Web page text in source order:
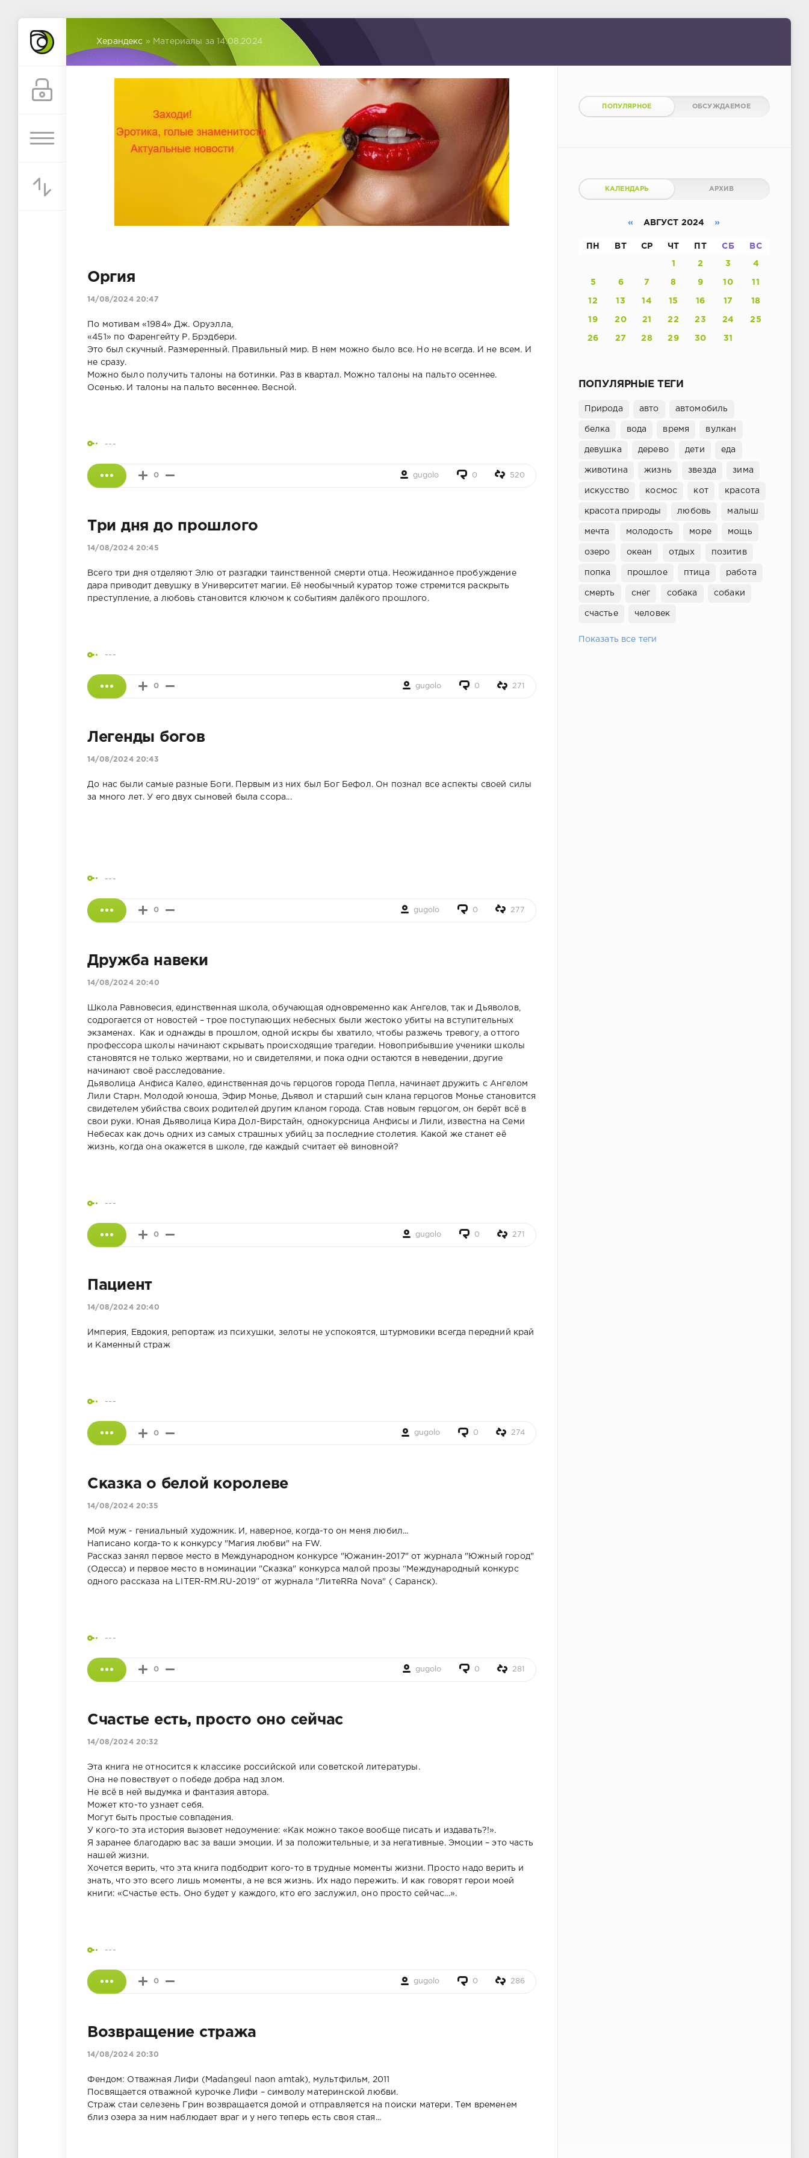
Херандекс » Материалы за 14.08.2024
Оргия
14/08/2024 20:47
По мотивам «1984» Дж. Оруэлла,
«451» по Фаренгейту Р. Брэдбери.
Это был скучный. Размеренный. Правильный мир. В нем можно было все. Но не всегда. И не всем. И
не сразу.
Можно было получить талоны на ботинки. Раз в квартал. Можно талоны на пальто осеннее.
Осенью. И талоны на пальто весеннее. Весной.
---
0 gugolo 0 520
Три дня до прошлого
14/08/2024 20:45
Всего три дня отделяют Элю от разгадки таинственной смерти отца. Неожиданное пробуждение
дара приводит девушку в Университет магии. Её необычный куратор тоже стремится раскрыть
преступление, а любовь становится ключом к событиям далёкого прошлого.
---
0 gugolo 0 271
Легенды богов
14/08/2024 20:43
До нас были самые разные Боги. Первым из них был Бог Бефол. Он познал все аспекты своей силы
за много лет. У его двух сыновей была ссора...
---
0 gugolo 0 277
Дружба навеки
14/08/2024 20:40
Школа Равновесия, единственная школа, обучающая одновременно как Ангелов, так и Дьяволов,
содрогается от новостей – трое поступающих небесных были жестоко убиты на вступительных
экзаменах. Как и однажды в прошлом, одной искры бы хватило, чтобы разжечь тревогу, а оттого
профессора школы начинают скрывать происходящие трагедии. Новоприбывшие ученики школы
становятся не только жертвами, но и свидетелями, и пока одни остаются в неведении, другие
начинают своё расследование.
Дьяволица Анфиса Калео, единственная дочь герцогов города Пепла, начинает дружить с Ангелом
Лили Старн. Молодой юноша, Эфир Монье, Дьявол и старший сын клана герцогов Монье становится
свидетелем убийства своих родителей другим кланом города. Став новым герцогом, он берёт всё в
свои руки. Юная Дьяволица Кира Дол-Вирстайн, однокурсница Анфисы и Лили, известна на Семи
Небесах как дочь одних из самых страшных убийц за последние столетия. Какой же станет её
жизнь, когда она окажется в школе, где каждый считает её виновной?
---
0 gugolo 0 271
Пациент
14/08/2024 20:40
Империя, Евдокия, репортаж из психушки, зелоты не успокоятся, штурмовики всегда передний край
и Каменный страж
---
0 gugolo 0 274
Сказка о белой королеве
14/08/2024 20:35
Мой муж - гениальный художник. И, наверное, когда-то он меня любил...
Написано когда-то к конкурсу "Магия любви" на FW.
Рассказ занял первое место в Международном конкурсе "Южанин-2017" от журнала "Южный город"
(Одесса) и первое место в номинации "Сказка" конкурса малой прозы “Международный конкурс
одного рассказа на LITER-RM.RU-2019” от журнала "ЛитеRRа Nova" ( Саранск).
---
0 gugolo 0 281
Счастье есть, просто оно сейчас
14/08/2024 20:32
Эта книга не относится к классике российской или советской литературы.
Она не повествует о победе добра над злом.
Не всё в ней выдумка и фантазия автора.
Может кто-то узнает себя.
Могут быть простые совпадения.
У кого-то эта история вызовет недоумение: «Как можно такое вообще писать и издавать?!».
Я заранее благодарю вас за ваши эмоции. И за положительные, и за негативные. Эмоции – это часть
нашей жизни.
Хочется верить, что эта книга подбодрит кого-то в трудные моменты жизни. Просто надо верить и
знать, что это всего лишь моменты, а не вся жизнь. Их надо пережить. И как говорят герои моей
книги: «Счастье есть. Оно будет у каждого, кто его заслужил, оно просто сейчас…».
---
0 gugolo 0 286
Возвращение стража
14/08/2024 20:30
Фендом: Отважная Лифи (Madangeul naon amtak), мультфильм, 2011
Посвящается отважной курочке Лифи – символу материнской любви.
Страж стаи селезень Грин возвращается домой и отправляется на поиски матери. Тем временем
близ озера за ним наблюдает враг и у него теперь есть своя стая...
ПОПУЛЯРНОЕ ОБСУЖДАЕМОЕ
КАЛЕНДАРЬ АРХИВ
« АВГУСТ 2024 »
ПН ВТ СР ЧТ ПТ СБ ВС
1 2 3 4
5 6 7 8 9 10 11
12 13 14 15 16 17 18
19 20 21 22 23 24 25
26 27 28 29 30 31
ПОПУЛЯРНЫЕ ТЕГИ
Природа авто автомобиль
белка вода время вулкан
девушка дерево дети еда
животина жизнь звезда зима
искусство космос кот красота
красота природы любовь малыш
мечта молодость море мощь
озеро океан отдых позитив
попка прошлое птица работа
смерть снег собака собаки
счастье человек
Показать все теги